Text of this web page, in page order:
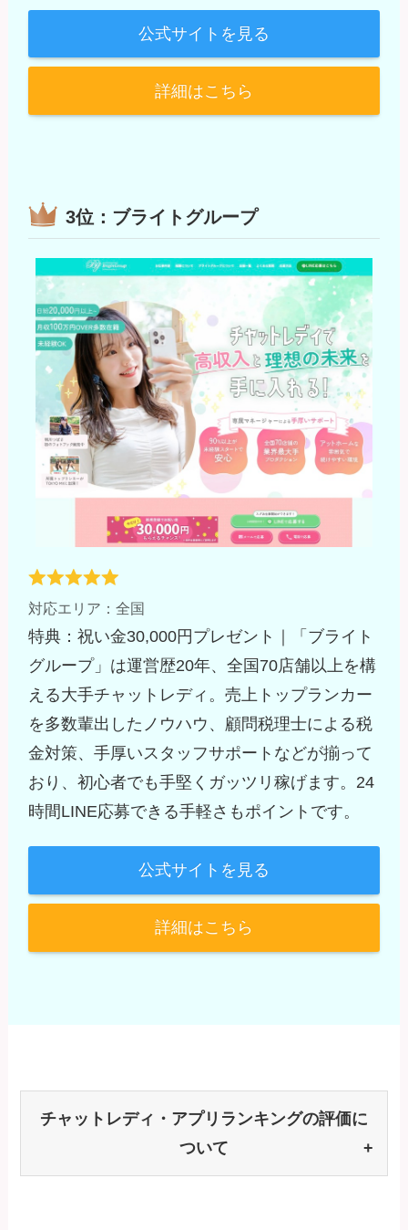
公式サイトを見る
詳細はこちら
3位：ブライトグループ
対応エリア：全国
特典：祝い金30,000円プレゼント｜「ブライト
グループ」は運営歴20年、全国70店舗以上を構
える大手チャットレディ。売上トップランカー
を多数輩出したノウハウ、顧問税理士による税
金対策、手厚いスタッフサポートなどが揃って
おり、初心者でも手堅くガッツリ稼げます。24
時間LINE応募できる手軽さもポイントです。
公式サイトを見る
詳細はこちら
チャットレディ・アプリランキングの評価に
ついて
+